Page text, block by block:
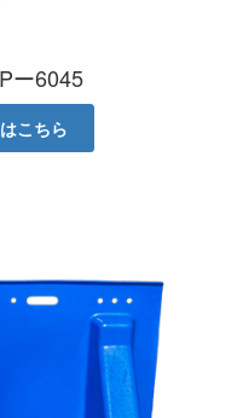
ー6045
こちら